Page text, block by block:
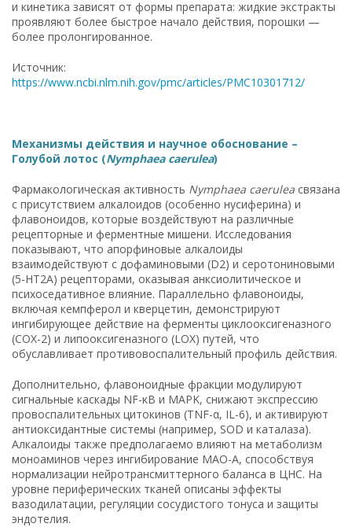
и кинетика зависят от формы препарата: жидкие экстракты
проявляют более быстрое начало действия, порошки —
более пролонгированное.
Источник:
https://www.ncbi.nlm.nih.gov/pmc/articles/PMC10301712/
Механизмы действия и научное обоснование –
Голубой лотос (Nymphaea caerulea)
Фармакологическая активность Nymphaea caerulea связана
с присутствием алкалоидов (особенно нусиферина) и
флавоноидов, которые воздействуют на различные
рецепторные и ферментные мишени. Исследования
показывают, что апорфиновые алкалоиды
взаимодействуют с дофаминовыми (D2) и серотониновыми
(5-HT2A) рецепторами, оказывая анксиолитическое и
психоседативное влияние. Параллельно флавоноиды,
включая кемпферол и кверцетин, демонстрируют
ингибирующее действие на ферменты циклооксигеназного
(COX-2) и липооксигеназного (LOX) путей, что
обуславливает противовоспалительный профиль действия.
Дополнительно, флавоноидные фракции модулируют
сигнальные каскады NF-κB и MAPK, снижают экспрессию
провоспалительных цитокинов (TNF-α, IL-6), и активируют
антиоксидантные системы (например, SOD и каталаза).
Алкалоиды также предполагаемо влияют на метаболизм
моноаминов через ингибирование МАО-A, способствуя
нормализации нейротрансмиттерного баланса в ЦНС. На
уровне периферических тканей описаны эффекты
вазодилатации, регуляции сосудистого тонуса и защиты
эндотелия.